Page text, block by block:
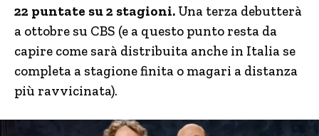
22 puntate su 2 stagioni. Una terza debutterà
a ottobre su CBS (e a questo punto resta da
capire come sarà distribuita anche in Italia se
completa a stagione finita o magari a distanza
più ravvicinata).